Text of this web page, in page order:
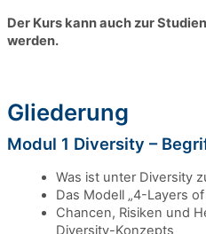
Der Kurs kann auch zur
werden.
Gliederung
Modul 1 Diversity –
Was ist unter Diversity
Das Modell „4-Layers
Chancen, Risiken und
Diversity-Konzepts